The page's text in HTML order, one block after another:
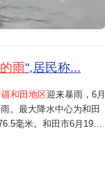
雨",居民称...
疆和田地区迎来暴雨，6月
。最大降水中心为和田
毫米。和田市6月19日
数字超过当地全年平均